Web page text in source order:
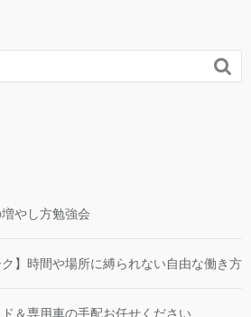

増やし方勉強会
ク】時間や場所に縛られない自由な働き方
＆専用車の手配お任せください